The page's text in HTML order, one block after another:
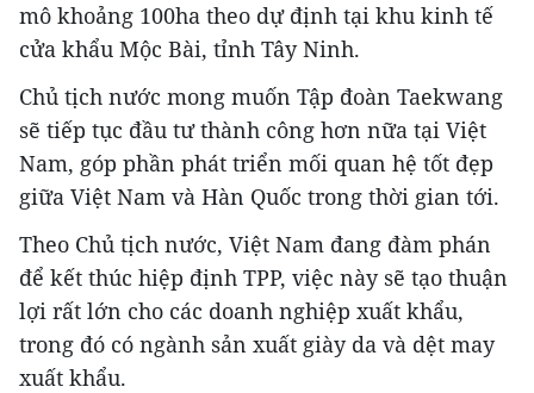
mô khoảng 100ha theo dự định tại khu kinh tế
cửa khẩu Mộc Bài, tỉnh Tây Ninh.
Chủ tịch nước mong muốn Tập đoàn Taekwang
sẽ tiếp tục đầu tư thành công hơn nữa tại Việt
Nam, góp phần phát triển mối quan hệ tốt đẹp
giữa Việt Nam và Hàn Quốc trong thời gian tới.
Theo Chủ tịch nước, Việt Nam đang đàm phán
để kết thúc hiệp định TPP, việc này sẽ tạo thuận
lợi rất lớn cho các doanh nghiệp xuất khẩu,
trong đó có ngành sản xuất giày da và dệt may
xuất khẩu.